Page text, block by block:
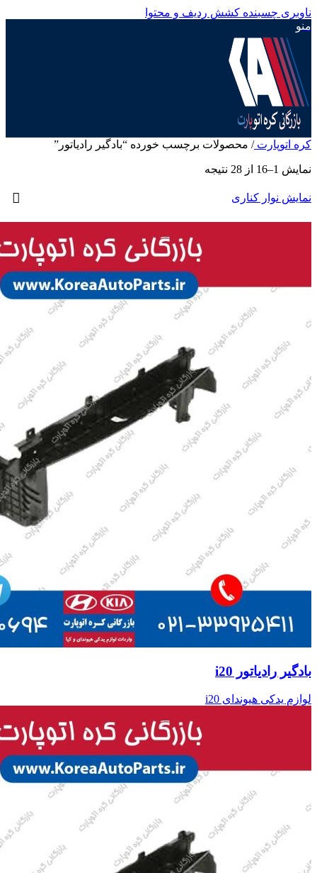
ناوبری چسبنده کشش ردیف و محتوا
منو
کره اتوپارت/ محصولات برچسب خورده “بادگیر رادیاتور”
نمایش 1–16 از 28 نتیجه
نمایش نوار کناری
بادگیر رادیاتور i20
لوازم یدکی هیوندای i20